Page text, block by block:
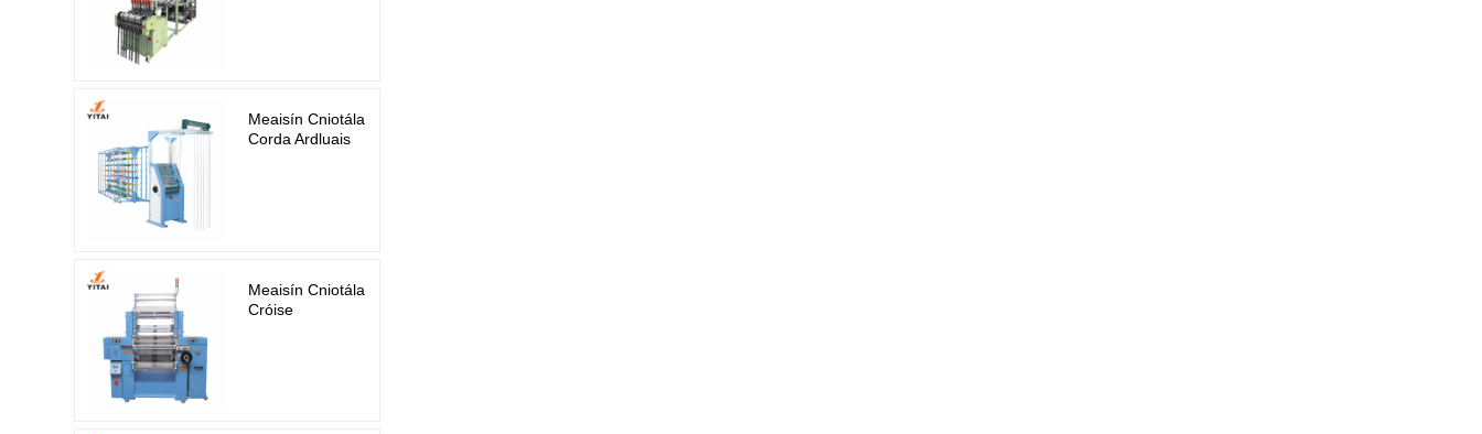
Meaisín Cniotála
Corda Ardluais
Meaisín Cniotála
Cróise